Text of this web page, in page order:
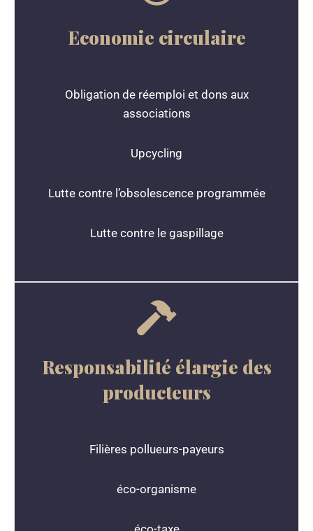
Economie circulaire
Obligation de réemploi et dons aux
associations
Upcycling
Lutte contre l’obsolescence programmée
Lutte contre le gaspillage
Responsabilité élargie des
producteurs
Filières pollueurs-payeurs
éco-organisme